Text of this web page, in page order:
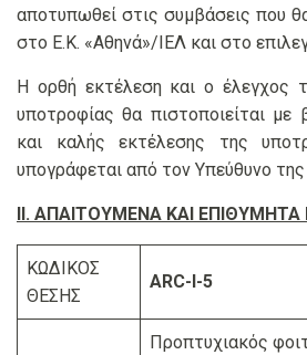
αποτυπωθεί στις συμβάσεις που
στο Ε.Κ. «Αθηνά»/ΙΕΛ και στο
Η ορθή εκτέλεση και ο έλεγχος
υποτροφίας θα πιστοποιείται
και καλής εκτέλεσης της
υπογράφεται από τον Υπεύθυνο
ΙΙ. ΑΠΑΙΤΟΥΜΕΝΑ ΚΑΙ
ΚΩΔΙΚΟΣ
ΘΕΣΗΣ
ARC-Ι-5
Προπτυχιακός